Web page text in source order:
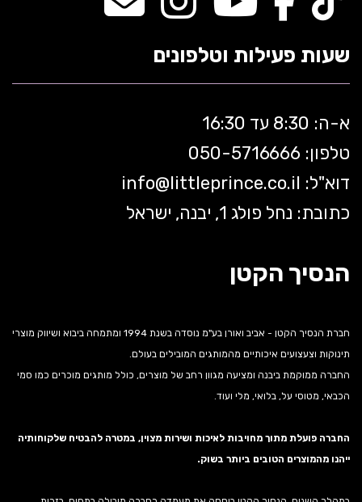
שעות פעילות וטלפונים
א-ה: 8:30 עד 16:30
טלפון: 050-5 716666
דוא"ל:
info@littleprince.co.il
כתובת: נחל פולג 1, יבנה, ישראל
הנסיך הקטן
חברת הנסיך הקטן - אביב ואורן בע"מ נוסדה בשנת 1994 ומתמחה ביבוא ושיווק מוצרי
תינוקות וצעצועים איכותיים מהמותגים המובילים בעולם.
החברה ממוקמת ביבנה ומציעה מגוון רחב של מוצרים, כולל מותגים מוכרים כמו סמי
הכבאי, מטוסי על, בלואי, מלי ועוד.
החברה פועלת מתוך מחויבות לאיכות ושירות מצוין, במטרה להבטיח שלקוחותיה
ייהנו מהמוצרים הטובים ביותר בשוק.